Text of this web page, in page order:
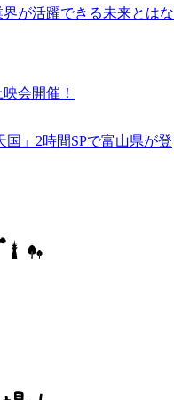
が活躍できる未来とはな
会開催！
」2時間SPで富山県が登